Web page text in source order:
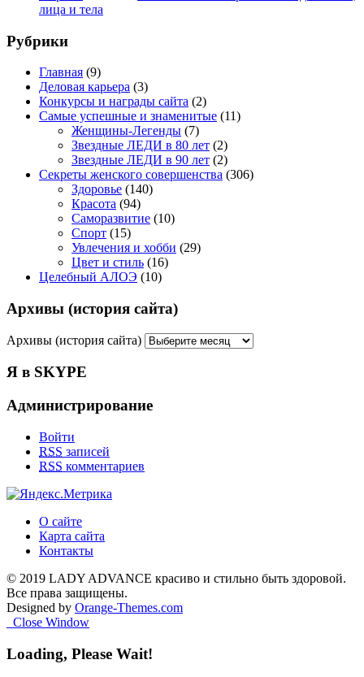
лица и тела
Рубрики
Главная (9)
Деловая карьера (3)
Конкурсы и награды сайта (2)
Самые успешные и знаменитые (11)
Женщины-Легенды (7)
Звездные ЛЕДИ в 80 лет (2)
Звездные ЛЕДИ в 90 лет (2)
Секреты женского совершенства (306)
Здоровье (140)
Красота (94)
Саморазвитие (10)
Спорт (15)
Увлечения и хобби (29)
Цвет и стиль (16)
Целебный АЛОЭ (10)
Архивы (история сайта)
Архивы (история сайта)
Я в SKYPE
Администрирование
Войти
RSS записей
RSS комментариев
О сайте
Карта сайта
Контакты
© 2019 LADY ADVANCE красиво и стильно быть здоровой.
Все права защищены.
Designed by Orange-Themes.com
Close Window
Loading, Please Wait!